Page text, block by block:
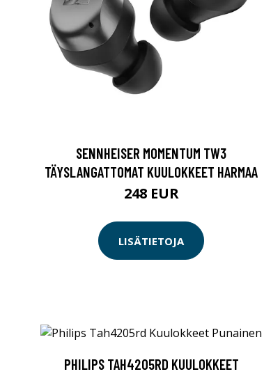
SENNHEISER MOMENTUM TW3
TÄYSLANGATTOMAT KUULOKKEET HARMAA
248 EUR
LISÄTIETOJA
PHILIPS TAH4205RD KUULOKKEET